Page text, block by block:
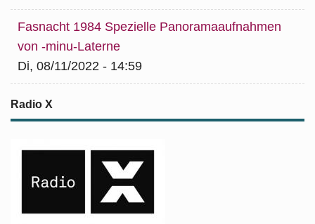
Fasnacht 1984 Spezielle Panoramaaufnahmen
von -minu-Laterne
Di, 08/11/2022 - 14:59
Radio X